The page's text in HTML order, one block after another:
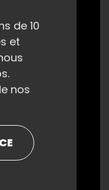
de 10
et
nos